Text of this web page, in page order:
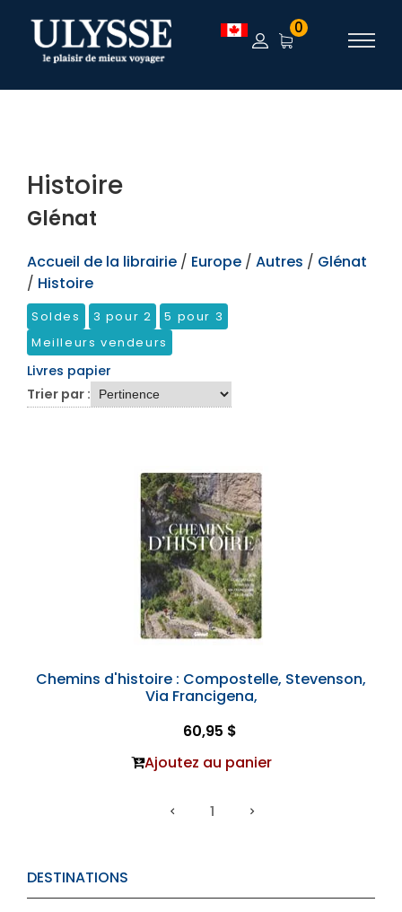
TEST 0
DESTINATIONS
Histoire
Glénat
Accueil de la librairie / Europe / Autres / Glénat
/ Histoire
Soldes 3 pour 2
5 pour 3
Meilleurs vendeurs
Livres papier
Trier par :
Chemins d'histoire : Compostelle, Stevenson,
Via Francigena,
60,95 $
Ajoutez au panier
1